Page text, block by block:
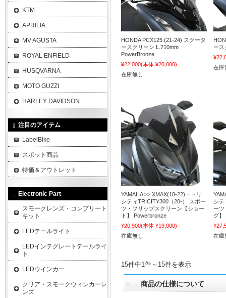
HONDA PCX125 (21-24) スクータ
ースクリーン L.710mm
PowerBronze
¥22,000(本体 ¥20,000)
在庫無し
ース
在庫
YAMAHA >> XMAX(18-22)・トリ
シティTRICITY300（20-） スポー
ツ・フリップスクリーン【ショー
ト】 Powerbronze
¥20,900(本体 ¥19,000)
在庫無し
シテ
ーツ
グ】
在庫
15件中1件～15件を表示
商品の仕様について
KTM
APRILIA
MV AGUSTA
ROYAL ENFIELD
HUSQVARNA
MOTO GUZZI
HARLEY DAVIDSON
注目のアイテム
LabelBike
スポット商品
特価＆アウトレット
Electronic Part
スモークレンズ・コンプリート
キット
LEDテールライト
LEDインテグレートテールライ
ト
LEDウインカー
クリア・スモークウィンカーレ
ンズ